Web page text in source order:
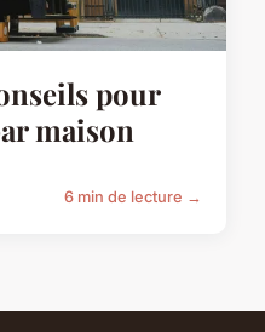
pour
maison
6 min de lecture →